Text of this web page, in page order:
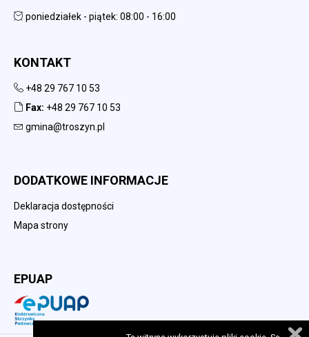
poniedziałek - piątek: 08:00 - 16:00
KONTAKT
+48 29 767 10 53
Fax: +48 29 767 10 53
gmina@troszyn.pl
DODATKOWE INFORMACJE
Deklaracja dostępności
Mapa strony
EPUAP